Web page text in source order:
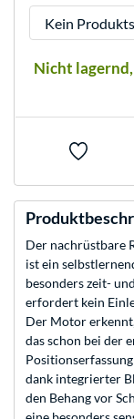
Nicht
Der nachrüstbare
ist ein
besonders zeit-
erfordert kein
Der Motor
das schon bei der
dank integrierter
den Behang vor